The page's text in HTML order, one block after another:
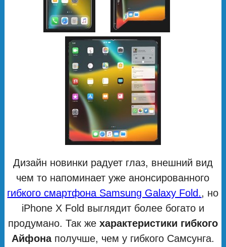
Дизайн новинки радует глаз, внешний вид
чем то напоминает уже анонсированного
гибкого смартфона Samsung Galaxy Fold., но
iPhone X Fold выглядит более богато и
продумано. Так же характеристики гибкого
Айфонаполучше, чем у гибкого Самсунга.